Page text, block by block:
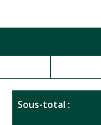
Sous-total :